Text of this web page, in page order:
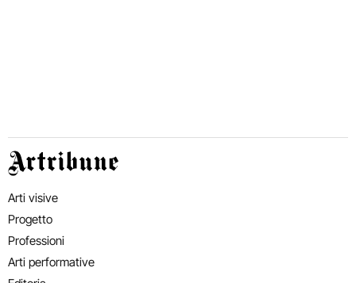
Artribune
Arti visive
Progetto
Professioni
Arti performative